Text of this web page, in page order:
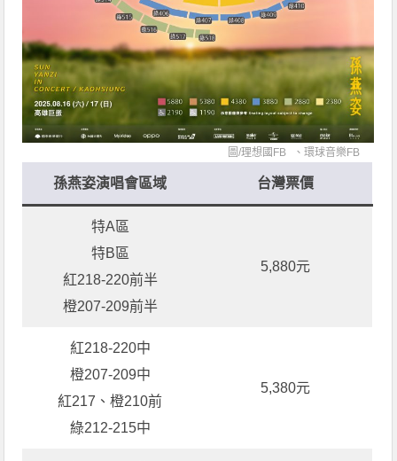
圖/理想國FB 、環球音樂FB
孫燕姿演唱會區域 台灣票價
特A區
特B區
紅218-220前半
橙207-209前半
5,880元
紅218-220中
橙207-209中
紅217、橙210前
綠212-215中
5,380元